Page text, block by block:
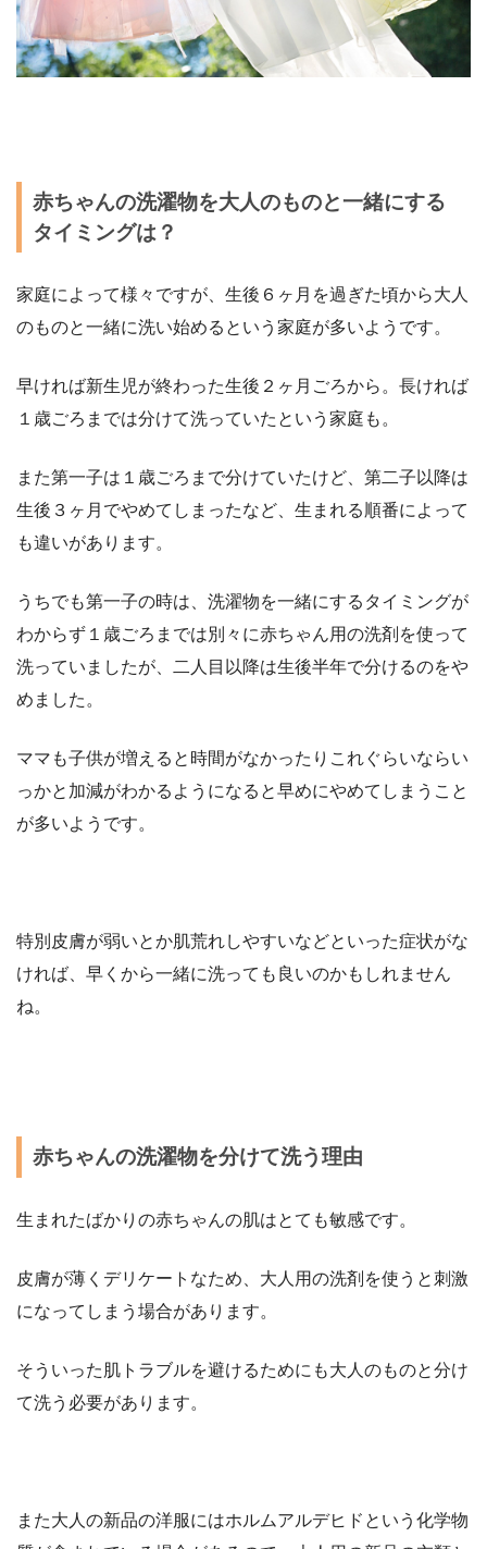
赤ちゃんの洗濯物を大人のものと一緒にする
タイミングは？
家庭によって様々ですが、生後６ヶ月を過ぎた頃から大人
のものと一緒に洗い始めるという家庭が多いようです。
早ければ新生児が終わった生後２ヶ月ごろから。長ければ
１歳ごろまでは分けて洗っていたという家庭も。
また第一子は１歳ごろまで分けていたけど、第二子以降は
生後３ヶ月でやめてしまったなど、生まれる順番によって
も違いがあります。
うちでも第一子の時は、洗濯物を一緒にするタイミングが
わからず１歳ごろまでは別々に赤ちゃん用の洗剤を使って
洗っていましたが、二人目以降は生後半年で分けるのをや
めました。
ママも子供が増えると時間がなかったりこれぐらいならい
っかと加減がわかるようになると早めにやめてしまうこと
が多いようです。
特別皮膚が弱いとか肌荒れしやすいなどといった症状がな
ければ、早くから一緒に洗っても良いのかもしれません
ね。
赤ちゃんの洗濯物を分けて洗う理由
生まれたばかりの赤ちゃんの肌はとても敏感です。
皮膚が薄くデリケートなため、大人用の洗剤を使うと刺激
になってしまう場合があります。
そういった肌トラブルを避けるためにも大人のものと分け
て洗う必要があります。
また大人の新品の洋服にはホルムアルデヒドという化学物